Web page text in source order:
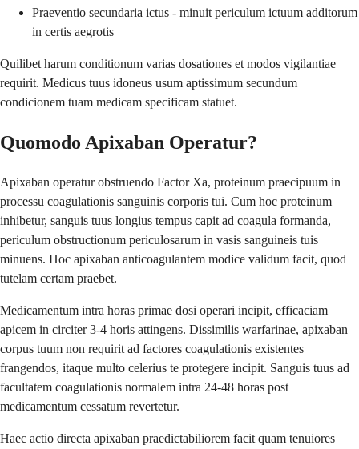
Praeventio secundaria ictus - minuit periculum ictuum additorum
in certis aegrotis
Quilibet harum conditionum varias dosationes et modos vigilantiae
requirit. Medicus tuus idoneus usum aptissimum secundum
condicionem tuam medicam specificam statuet.
Quomodo Apixaban Operatur?
Apixaban operatur obstruendo Factor Xa, proteinum praecipuum in
processu coagulationis sanguinis corporis tui. Cum hoc proteinum
inhibetur, sanguis tuus longius tempus capit ad coagula formanda,
periculum obstructionum periculosarum in vasis sanguineis tuis
minuens. Hoc apixaban anticoagulantem modice validum facit, quod
tutelam certam praebet.
Medicamentum intra horas primae dosi operari incipit, efficaciam
apicem in circiter 3-4 horis attingens. Dissimilis warfarinae, apixaban
corpus tuum non requirit ad factores coagulationis existentes
frangendos, itaque multo celerius te protegere incipit. Sanguis tuus ad
facultatem coagulationis normalem intra 24-48 horas post
medicamentum cessatum revertetur.
Haec actio directa apixaban praedictabiliorem facit quam tenuiores